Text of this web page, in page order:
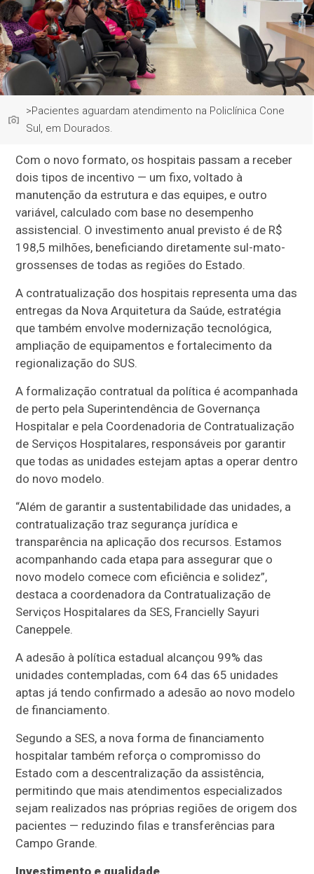
>Pacientes aguardam atendimento na Policlínica Cone
Sul, em Dourados.
Com o novo formato, os hospitais passam a receber
dois tipos de incentivo — um fixo, voltado à
manutenção da estrutura e das equipes, e outro
variável, calculado com base no desempenho
assistencial. O investimento anual previsto é de R$
198,5 milhões, beneficiando diretamente sul-mato-
grossenses de todas as regiões do Estado.
A contratualização dos hospitais representa uma das
entregas da Nova Arquitetura da Saúde, estratégia
que também envolve modernização tecnológica,
ampliação de equipamentos e fortalecimento da
regionalização do SUS.
A formalização contratual da política é acompanhada
de perto pela Superintendência de Governança
Hospitalar e pela Coordenadoria de Contratualização
de Serviços Hospitalares, responsáveis por garantir
que todas as unidades estejam aptas a operar dentro
do novo modelo.
“Além de garantir a sustentabilidade das unidades, a
contratualização traz segurança jurídica e
transparência na aplicação dos recursos. Estamos
acompanhando cada etapa para assegurar que o
novo modelo comece com eficiência e solidez”,
destaca a coordenadora da Contratualização de
Serviços Hospitalares da SES, Francielly Sayuri
Caneppele.
A adesão à política estadual alcançou 99% das
unidades contempladas, com 64 das 65 unidades
aptas já tendo confirmado a adesão ao novo modelo
de financiamento.
Segundo a SES, a nova forma de financiamento
hospitalar também reforça o compromisso do
Estado com a descentralização da assistência,
permitindo que mais atendimentos especializados
sejam realizados nas próprias regiões de origem dos
pacientes — reduzindo filas e transferências para
Campo Grande.
Investimento e qualidade